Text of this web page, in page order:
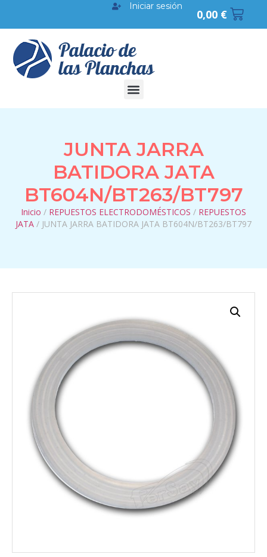
0,00 €
Iniciar sesión
JUNTA JARRA
BATIDORA JATA
BT604N/BT263/BT797
Inicio / REPUESTOS ELECTRODOMÉSTICOS / REPUESTOS
JATA / JUNTA JARRA BATIDORA JATA BT604N/BT263/BT797